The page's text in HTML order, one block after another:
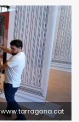
www.tarragona.cat